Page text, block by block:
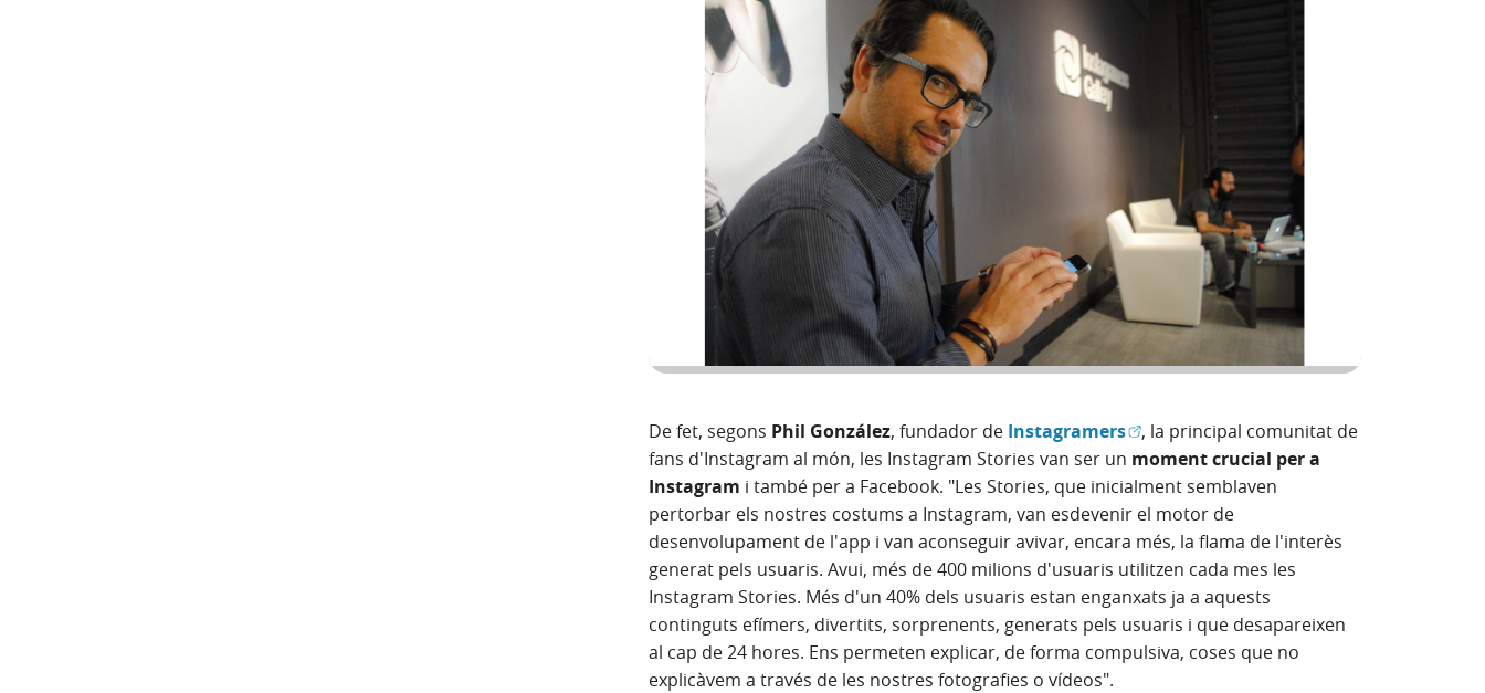
De fet, segons Phil González, fundador de Instagramers(Obre en finestra nova)
, la principal comunitat de
fans d'Instagram al món, les Instagram Stories van ser un moment crucial per a
Instagram i també per a Facebook. "Les Stories, que inicialment semblaven
pertorbar els nostres costums a Instagram, van esdevenir el motor de
desenvolupament de l'app i van aconseguir avivar, encara més, la flama de l'interès
generat pels usuaris. Avui, més de 400 milions d'usuaris utilitzen cada mes les
Instagram Stories. Més d'un 40% dels usuaris estan enganxats ja a aquests
continguts efímers, divertits, sorprenents, generats pels usuaris i que desapareixen
al cap de 24 hores. Ens permeten explicar, de forma compulsiva, coses que no
explicàvem a través de les nostres fotografies o vídeos".